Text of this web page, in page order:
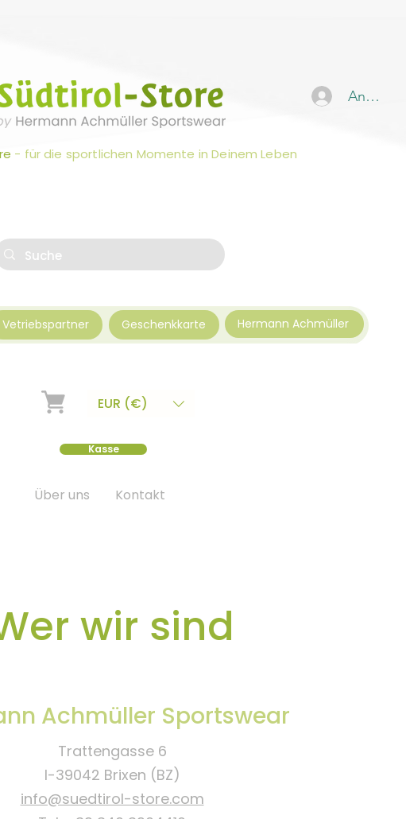
Anmelden
- für die sportlichen Momente in Deinem Leben
Vetriebspartner Geschenkkarte Hermann Achmüller
EUR (€)
Kasse
Über uns Kontakt
wir sind
Achmüller Sportswear
Trattengasse 6
I-39042 Brixen (BZ)
info@suedtirol-store.com